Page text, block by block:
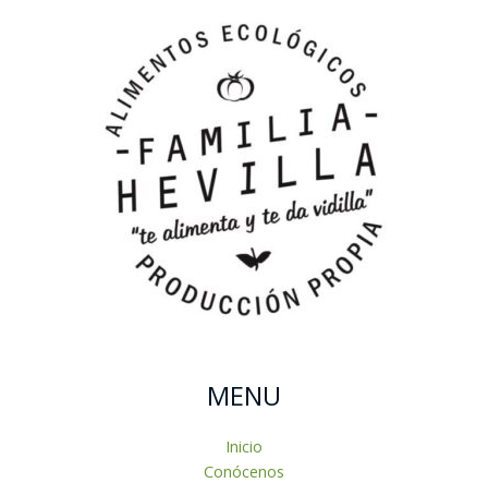
MENU
Inicio
Conócenos